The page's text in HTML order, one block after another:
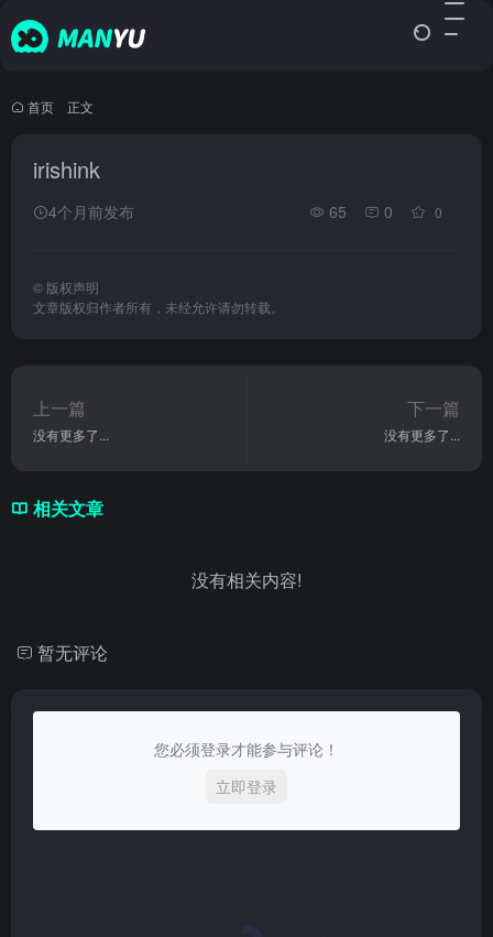
首页 正文
irishink
4个月前发布 65 0 0
© 版权声明
文章版权归作者所有，未经允许请勿转载。
上一篇
没有更多了...
下一篇
没有更多了...
相关文章
没有相关内容!
暂无评论
您必须登录才能参与评论！
立即登录